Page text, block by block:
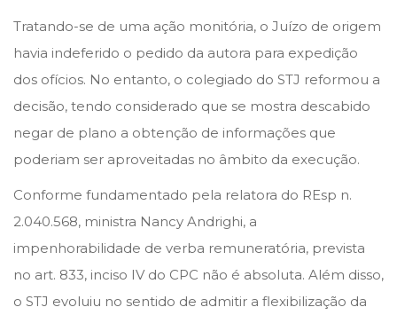
0
2
3
Tratando-se de uma ação monitória, o Juízo de origem
havia indeferido o pedido da autora para expedição
dos ofícios. No entanto, o colegiado do STJ reformou a
decisão, tendo considerado que se mostra descabido
negar de plano a obtenção de informações que
poderiam ser aproveitadas no âmbito da execução.
Conforme fundamentado pela relatora do REsp n.
2.040.568, ministra Nancy Andrighi, a
impenhorabilidade de verba remuneratória, prevista
no art. 833, inciso IV do CPC não é absoluta. Além disso,
o STJ evoluiu no sentido de admitir a flexibilização da